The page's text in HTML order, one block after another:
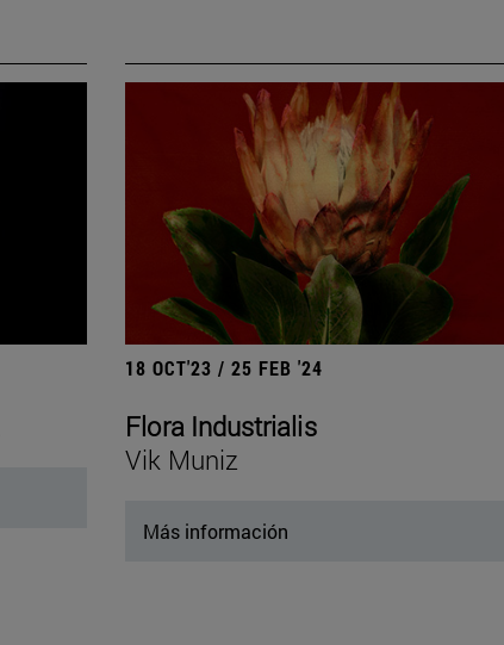
18 OCT'23 / 25 FEB '24
Flora Industrialis
Vik Muniz
Más información